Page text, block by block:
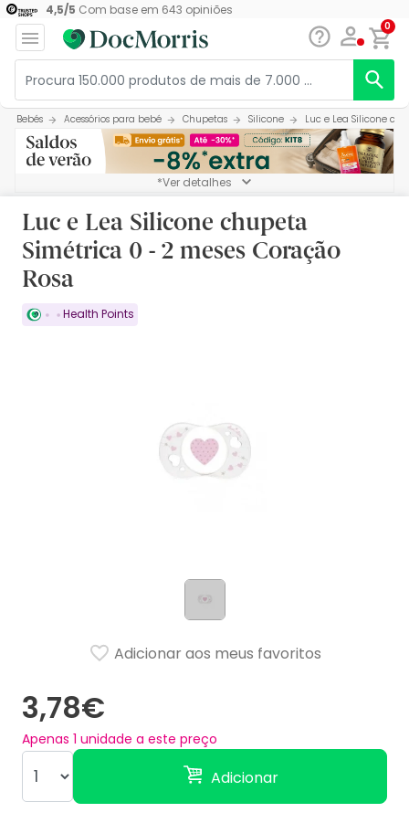
4,5/5 Com base em 643 opiniões
0
Bebés Acessórios para bebé Chupetas Silicone Luc e Lea Silicone
*Ver detalhes
Luc e Lea Silicone chupeta
Simétrica 0 - 2 meses Coração
Rosa
Health Points
3,78€
Apenas 1 unidade a este preço
Adicionar
Adicionar aos meus favoritos